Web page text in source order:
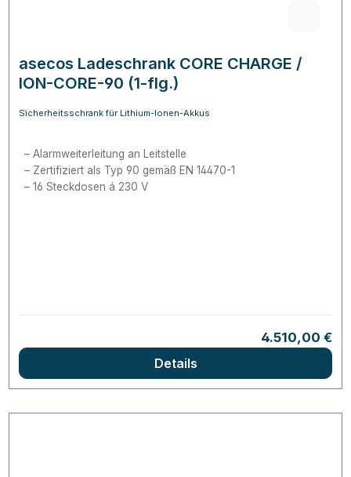
asecos Ladeschrank CORE CHARGE /
ION-CORE-90 (1-flg.)
Sicherheitsschrank für Lithium-Ionen-Akkus
Alarmweiterleitung an Leitstelle
Zertifiziert als Typ 90 gemäß EN 14470-1
16 Steckdosen á 230 V
Regulärer
4.510,00 €
Details